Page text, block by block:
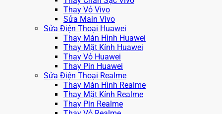
Thay Vỏ Vivo
Sửa Main Vivo
Sửa Điện Thoại Huawei
Thay Màn Hình Huawei
Thay Mặt Kính Huawei
Thay Vỏ Huawei
Thay Pin Huawei
Sửa Điện Thoại Realme
Thay Màn Hình Realme
Thay Mặt Kính Realme
Thay Pin Realme